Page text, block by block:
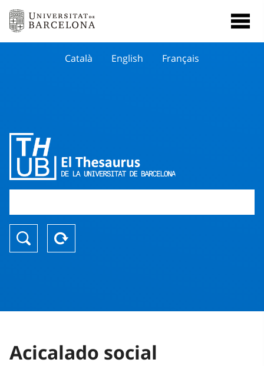
Català English Français
Acicalado social